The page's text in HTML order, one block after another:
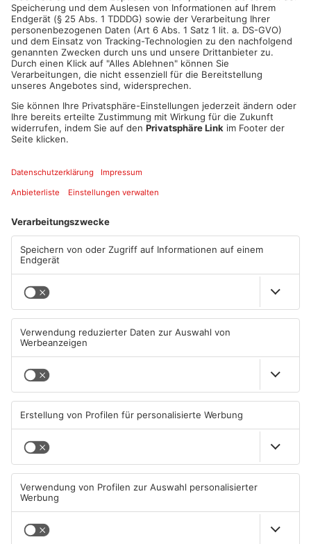
Schotty schreckt nichts. Es ist eine Wissenschaft. Mit
Bürsten, Schrubbern, Seife, Schwämmen und chemischen
Substanzen betritt er die Tatorte und putzt. Vor allem braucht
er aber Empathie und Geistesgegenwärtigkeit. Denn „Schotty“
ist nie allein. Er begegnet völlig fremden Menschen:
Hinterbliebenen oder Bekannten der Opfer, Leuten, die zufällig
vorbeikommen oder den Geistern der Ermordeten. Alle
befinden sich in emotionalen Ausnahmezuständen. Sie wollen
reden, alles grundsätzlich klären. „Schotty“ wird zur
alltagsphilosophischen Projektionsfläche, muss erläutern,
trösten und die Dinge wieder in Ordnung bringen.
Am Anfang stand ein Experiment. Im November 2011 drehte
„Der Tatortreiniger“ wurde zu einem Kulthit und bereits 2012
mit dem Grimme-Preis gekrönt.
Datum und Uhrzeit
Sa. 08. Feb. 2025, 19:30 Uhr - Sa. 08. Feb. 2025, 23:30 Uhr
ICAL
Standort
Stadttheater Bühne 1
Schlossgasse 8